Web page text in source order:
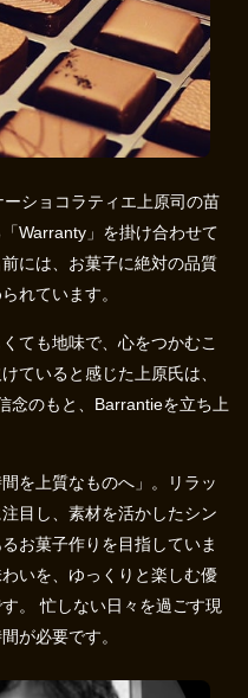
ショコラティエ上原司の苗
Warranty」を掛け合わせて
には、お菓子に絶対の品質
れています。
ても地味で、心をつかむこ
ていると感じた上原氏は、
念のもと、Barrantieを立ち上
を上質なものへ」。リラッ
目し、素材を活かしたシン
お菓子作りを目指していま
いを、ゆっくりと楽しむ優
。 忙しない日々を過ごす現
が必要です。